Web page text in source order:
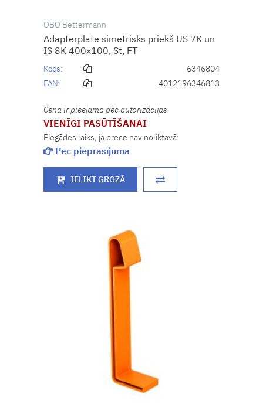
OBO Bettermann
Adapterplate simetrisks priekš US 7K un
IS 8K 400x100, St, FT
Kods:
6346804
EAN:
4012196346813
Cena ir pieejama pēc autorizācijas
VIENĪGI PASŪTĪŠANAI
Piegādes laiks, ja prece nav noliktavā:
Pēc pieprasījuma
IELIKT GROZĀ